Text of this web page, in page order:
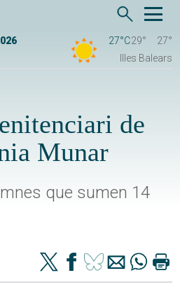
27°C29°
27°
Illes Balears
de
Munar
que sumen 14